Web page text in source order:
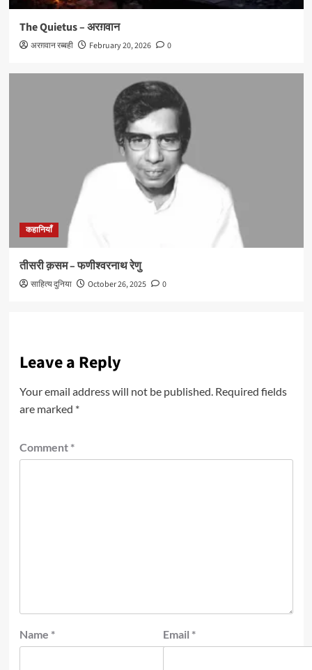
The Quietus – अरग़वान
अरग़वान रब्बही February 20, 2026 0
कहानियाँ
तीसरी क़सम – फणीश्वरनाथ रेणु
साहित्य दुनिया October 26, 2025 0
Leave a Reply
Your email address will not be published. Required fields
are marked *
Comment *
Name * Email *